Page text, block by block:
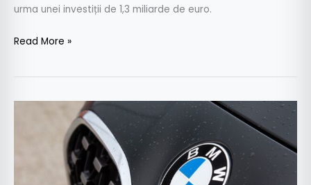
urma unei investiții de 1,3 miliarde de euro.
Read More »